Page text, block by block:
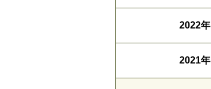
2022年
2021年